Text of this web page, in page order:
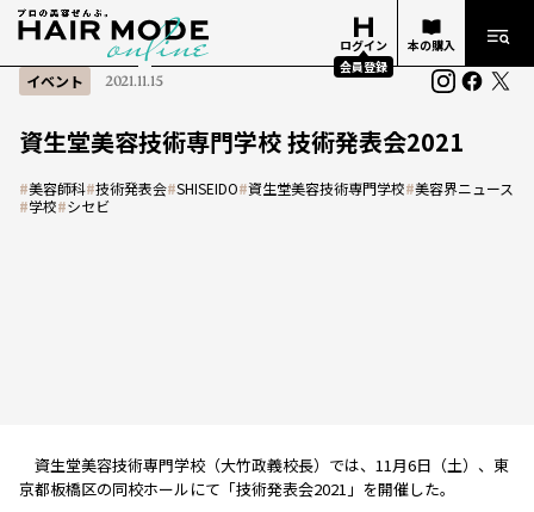
ログイン
会員登録
本の購入
イベント 2021.11.15
資生堂美容技術専門学校 技術発表会2021
#美容師科#技術発表会#SHISEIDO#資生堂美容技術専門学校#美容界ニュース
#学校#シセビ
資生堂美容技術専門学校（大竹政義校長）では、11月6日（土）、東
京都板橋区の同校ホールにて「技術発表会2021」を開催した。